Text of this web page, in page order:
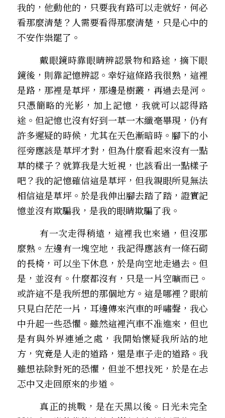
我的，他動他的，只要我有路可以走就好，何必
看那麼清楚？人需要看得那麼清楚，只是心中的
不安作祟罷了。
鏡後，則靠記憶辨認。幸好這條路我很熟，這裡
是路，那裡是草坪，那邊是樹叢，再過去是河。
只憑簡略的光影，加上記憶，我就可以認得路
途。但記憶也沒有好到一草一木纖毫畢現，仍有
許多遲疑的時候，尤其在天色漸暗時。腳下的小
徑旁應該是草坪才對，但為什麼看起來沒有一點
草的樣子？就算我是大近視，也該看出一點樣子
吧？我的記憶確信這是草坪，但我親眼所見無法
相信這是草坪。於是我伸出腳去踏了踏，證實記
憶並沒有欺騙我，是我的眼睛欺騙了我。
麼熟。左邊有一塊空地，我記得應該有一條石砌
的長椅，可以坐下休息，於是向空地走過去。但
是，並沒有。什麼都沒有，只是一片空曠而已。
或許這不是我所想的那個地方。這是哪裡？眼前
只見白茫茫一片，耳邊傳來汽車的呼嘯聲，我心
中升起一些恐懼。雖然這裡汽車不准進來，但也
是有與外界連通之處，我開始懷疑我所站的地
方，究竟是人走的道路，還是車子走的道路。我
雖想祛除對死的恐懼，但並不想找死，於是在忐
忑中又走回原來的步道。